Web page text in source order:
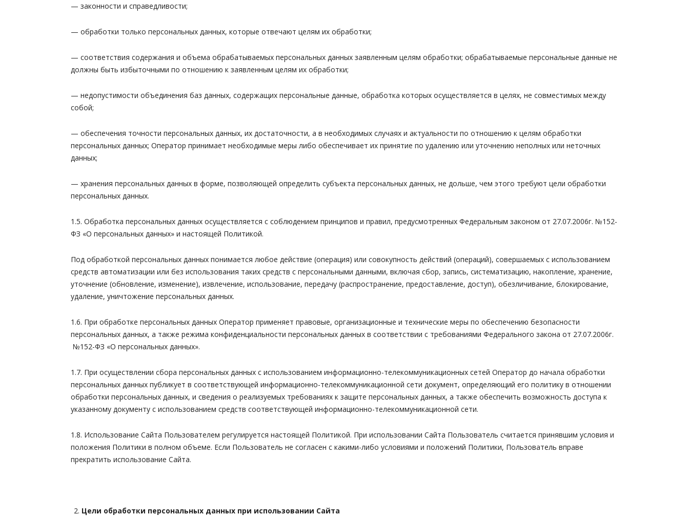
— законности и справедливости;
— обработки только персональных данных, которые отвечают целям их обработки;
— соответствия содержания и объема обрабатываемых персональных данных заявленным целям обработки; обрабатываемые персональные данные не
должны быть избыточными по отношению к заявленным целям их обработки;
— недопустимости объединения баз данных, содержащих персональные данные, обработка которых осуществляется в целях, не совместимых между
собой;
— обеспечения точности персональных данных, их достаточности, а в необходимых случаях и актуальности по отношению к целям обработки
персональных данных; Оператор принимает необходимые меры либо обеспечивает их принятие по удалению или уточнению неполных или неточных
данных;
— хранения персональных данных в форме, позволяющей определить субъекта персональных данных, не дольше, чем этого требуют цели обработки
персональных данных.
1.5. Обработка персональных данных осуществляется с соблюдением принципов и правил, предусмотренных Федеральным законом от 27.07.2006г. №152-
ФЗ «О персональных данных» и настоящей Политикой.
Под обработкой персональных данных понимается любое действие (операция) или совокупность действий (операций), совершаемых с использованием
средств автоматизации или без использования таких средств с персональными данными, включая сбор, запись, систематизацию, накопление, хранение,
уточнение (обновление, изменение), извлечение, использование, передачу (распространение, предоставление, доступ), обезличивание, блокирование,
удаление, уничтожение персональных данных.
1.6. При обработке персональных данных Оператор применяет правовые, организационные и технические меры по обеспечению безопасности
персональных данных, а также режима конфиденциальности персональных данных в соответствии с требованиями Федерального закона от 27.07.2006г.
№152-ФЗ «О персональных данных».
1.7. При осуществлении сбора персональных данных с использованием информационно-телекоммуникационных сетей Оператор до начала обработки
персональных данных публикует в соответствующей информационно-телекоммуникационной сети документ, определяющий его политику в отношении
обработки персональных данных, и сведения о реализуемых требованиях к защите персональных данных, а также обеспечить возможность доступа к
указанному документу с использованием средств соответствующей информационно-телекоммуникационной сети.
1.8. Использование Сайта Пользователем регулируется настоящей Политикой. При использовании Сайта Пользователь считается принявшим условия и
положения Политики в полном объеме. Если Пользователь не согласен с какими-либо условиями и положений Политики, Пользователь вправе
прекратить использование Сайта.
Цели обработки персональных данных при использовании Сайта